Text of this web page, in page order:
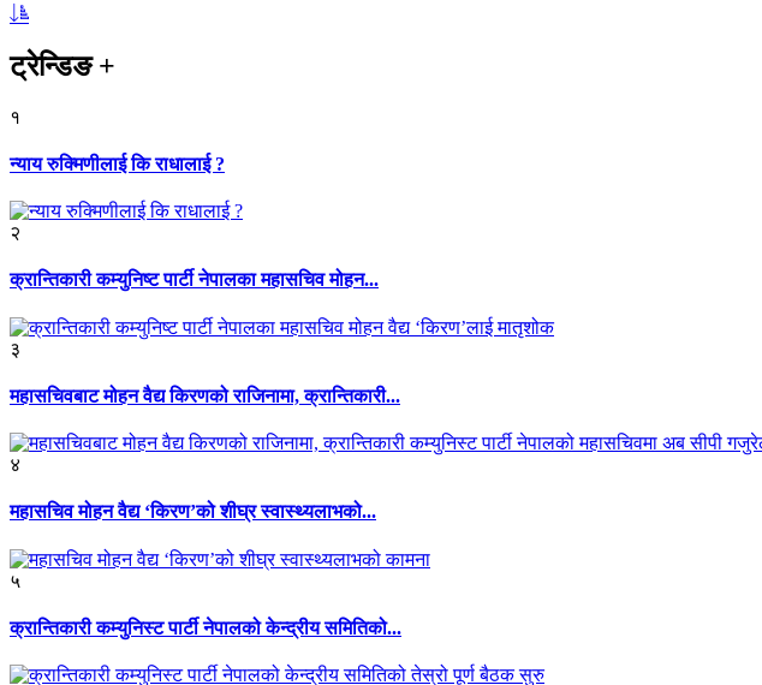
ट्रेन्डिङ+
१
न्याय रुक्मिणीलाई कि राधालाई ?
२
क्रान्तिकारी कम्युनिष्ट पार्टी नेपालका महासचिव मोहन...
३
महासचिवबाट मोहन वैद्य किरणको राजिनामा, क्रान्तिकारी...
४
महासचिव मोहन वैद्य ‘किरण’को शीघ्र स्वास्थ्यलाभको...
५
क्रान्तिकारी कम्युनिस्ट पार्टी नेपालको केन्द्रीय समितिको...